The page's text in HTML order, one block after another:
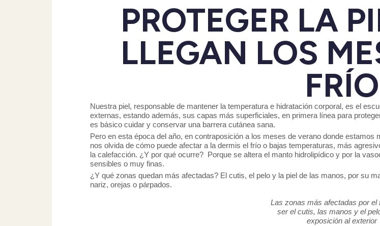
PROTEGER LA
LLEGAN LOS
FRÍO
Nuestra piel, responsable de mantener la temperatura e hidratación corporal, es el
externas, estando además, sus capas más superficiales, en primera línea para
es básico cuidar y conservar una barrera cutánea sana.
Pero en esta época del año, en contraposición a los meses de verano donde
nos olvida de cómo puede afectar a la dermis el frío o bajas temperaturas, más
la calefacción. ¿Y por qué ocurre? Porque se altera el manto hidrolipídico y por la
sensibles o muy finas.
¿Y qué zonas quedan más afectadas? El cutis, el pelo y la piel de las manos, por su
nariz, orejas o párpados.
Las zonas más afectadas por el
ser el cutis, las manos y el
exposición al exterior